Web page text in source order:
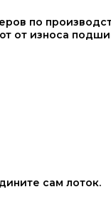
по
от износа
сам лоток.